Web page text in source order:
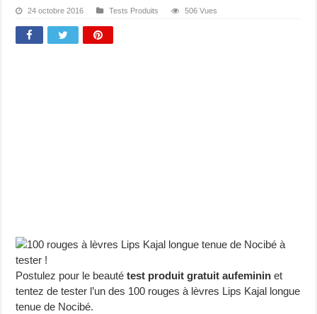
24 octobre 2016 Tests Produits 506 Vues
Postulez pour le beautétest produit gratuit aufeminin et
tentez de tester l’un des 100 rouges à lèvres Lips Kajal longue
tenue de Nocibé.